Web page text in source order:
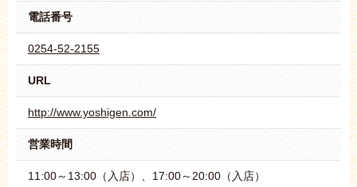
電話番号
0254-52-2155
URL
http://www.yoshigen.com/
営業時間
11:00～13:00（入店）、17:00～20:00（入店）